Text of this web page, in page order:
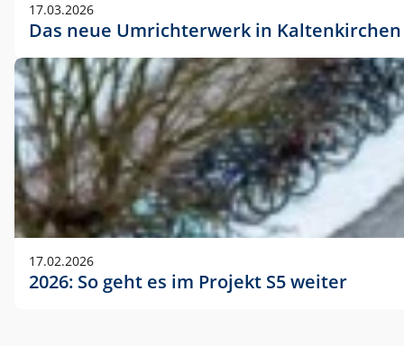
17.03.2026
Das neue Umrichterwerk in Kaltenkirchen
17.02.2026
2026: So geht es im Projekt S5 weiter